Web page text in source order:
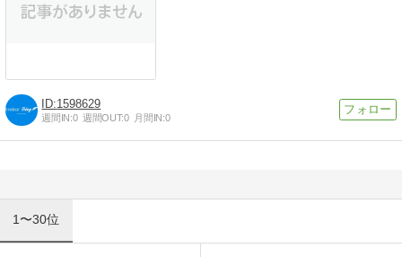
1598629
週間IN:0 週間OUT:0 月間IN:0
1〜30位